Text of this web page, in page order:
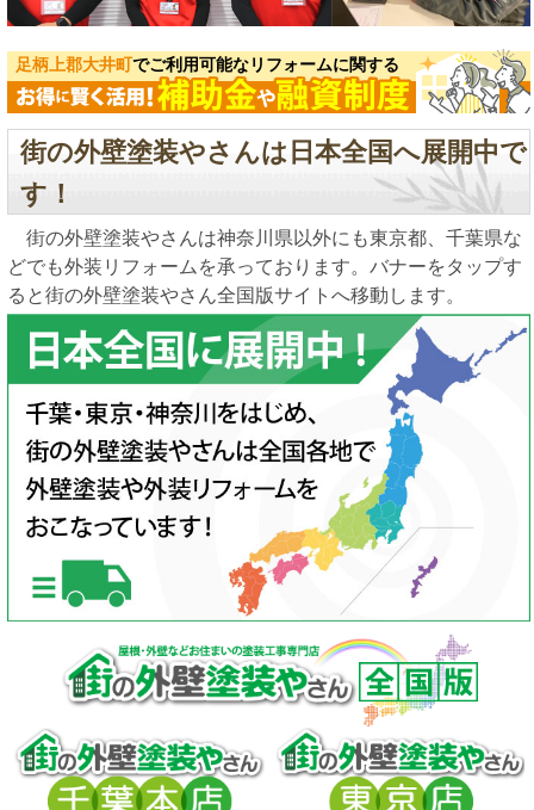
足柄上郡大井町でご利用可能なリフォームに関する
街の外壁塗装やさんは日本全国へ展開中で
す！
街の外壁塗装やさんは神奈川県以外にも東京都、千葉県な
どでも外装リフォームを承っております。バナーをタップす
ると街の外壁塗装やさん全国版サイトへ移動します。